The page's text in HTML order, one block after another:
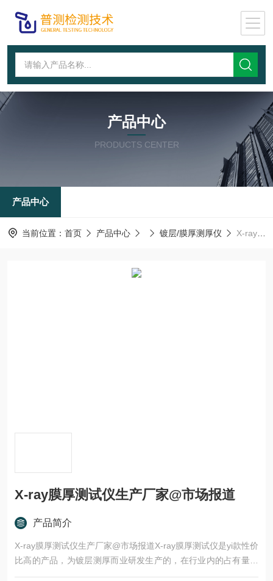
产品中心
PRODUCTS CENTER
产品中心
当前位置： 首页 产品中心 镀层/膜厚测厚仪 X-ray膜厚测试仪生产厂家@市场报道
X-ray膜厚测试仪生产厂家@市场报道
产品简介
X-ray膜厚测试仪生产厂家@市场报道X-ray膜厚测试仪是yi款性价
比高的产品，为镀层测厚而业研发生产的，在行业内的占有量不
断提高，得到了客户的广泛应用和。